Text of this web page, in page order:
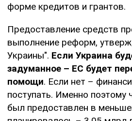
форме кредитов и грантов.
Предоставление средств
выполнение реформ,
Украины". Если Украина
задуманное – ЕС будет
помощи. Если нет –
поступать. Именно поэтому
был предоставлен в